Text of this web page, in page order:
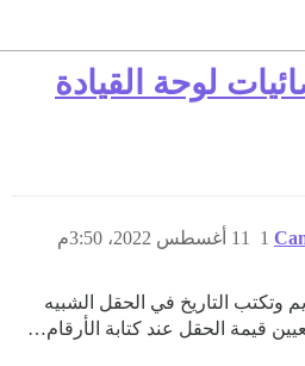
لوحة القيادة
11 أغسطس 2022، 3:50م 1
وتكتب التاريخ في الحقل الشبيه
قيمة الحقل عند كتابة الأرقام…